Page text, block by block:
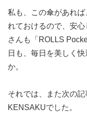
私も、この傘があれ
れておけるので、安
さんも「ROLLS
日も、毎日を美しく
か。
それでは、また次の
KENSAKUでした。